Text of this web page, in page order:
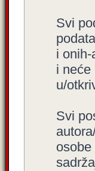
Svi
i onih-
i neće
u/
Svi